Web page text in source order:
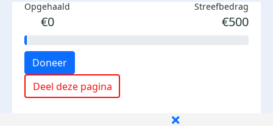
Opgehaald
€0
Streefbedrag
€500
Doneer
Deel deze pagina